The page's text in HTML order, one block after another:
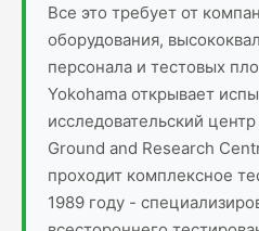
Все это требует от
оборудования,
персонала и тестовых
Yokohama открывает
исследовательский
Ground and Research
проходит комплексное
1989 году -